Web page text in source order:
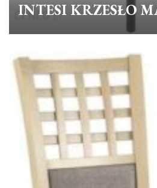
INTESI KRZESŁO